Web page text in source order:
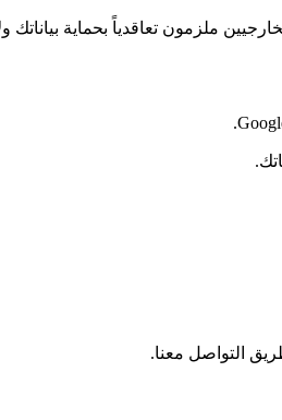
ملزمون تعاقدياً بحماية بياناتك
التواصل معنا.